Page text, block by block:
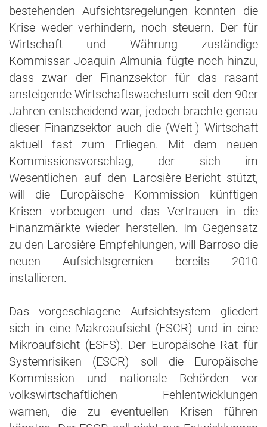
bestehenden Aufsichtsregelungen konnten die
Krise weder verhindern, noch steuern. Der für
Wirtschaft und Währung zuständige
Kommissar Joaquin Almunia fügte noch hinzu,
dass zwar der Finanzsektor für das rasant
ansteigende Wirtschaftswachstum seit den 90er
Jahren entscheidend war, jedoch brachte genau
dieser Finanzsektor auch die (Welt-) Wirtschaft
aktuell fast zum Erliegen. Mit dem neuen
Kommissionsvorschlag, der sich im
Wesentlichen auf den Larosière-Bericht stützt,
will die Europäische Kommission künftigen
Krisen vorbeugen und das Vertrauen in die
Finanzmärkte wieder herstellen. Im Gegensatz
zu den Larosière-Empfehlungen, will Barroso die
neuen Aufsichtsgremien bereits 2010
installieren.
Das vorgeschlagene Aufsichtsystem gliedert
sich in eine Makroaufsicht (ESCR) und in eine
Mikroaufsicht (ESFS). Der Europäische Rat für
Systemrisiken (ESCR) soll die Europäische
Kommission und nationale Behörden vor
volkswirtschaftlichen Fehlentwicklungen
warnen, die zu eventuellen Krisen führen